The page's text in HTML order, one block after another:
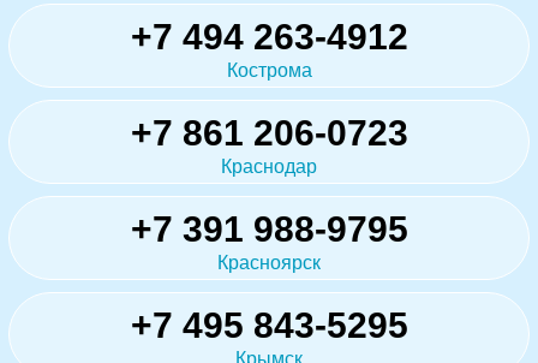
+7 494 263-4912
Кострома
+7 861 206-0723
Краснодар
+7 391 988-9795
Красноярск
+7 495 843-5295
Крымск